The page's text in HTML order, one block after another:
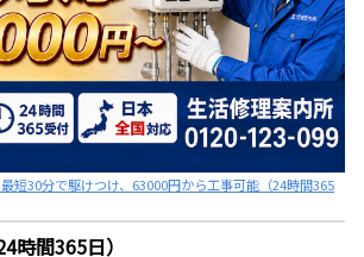
短30分で駆けつけ、63000円から工事可能（24時間365
時間365日）